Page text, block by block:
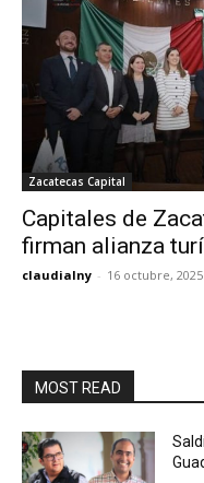
Zacatecas Capital
Capitales de
firman alianza
claudialny - 16 octubre, 2025
MOST READ